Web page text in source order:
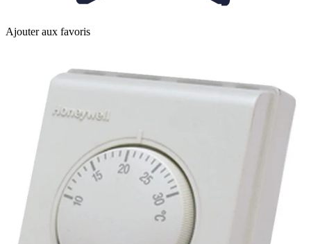
Ajouter aux favoris